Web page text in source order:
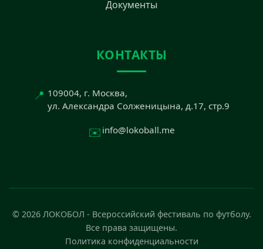
Документы
КОНТАКТЫ
📍 109004, г. Москва,
ул. Александра Солженицына, д.17, стр.9
✉️ info@lokoball.me
© 2026 ЛОКОБОЛ - Всероссийский фестиваль по футболу.
Все права защищены.
Политика конфиденциальности